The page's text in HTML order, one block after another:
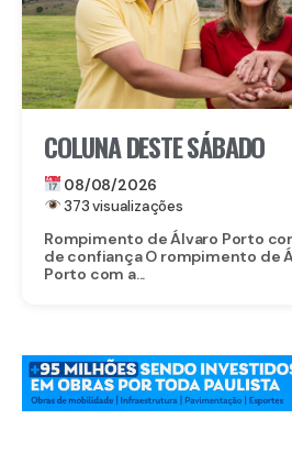
COLUNA DESTE SÁBADO
08/08/2026
373 visualizações
Rompimento de Álvaro Porto
de confiança O rompimento de
Porto com a...